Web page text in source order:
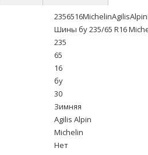
Шины бу 235/65 R16
235
65
16
бу
30
Зимняя
Agilis Alpin
Michelin
Нет